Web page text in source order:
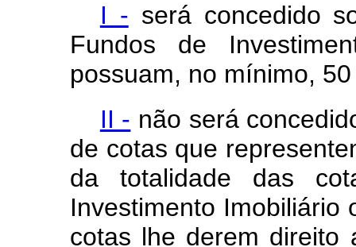
I - será concedido
Fundos de
possuam, no mínimo,
II - não será
de cotas que
da totalidade das
Investimento Imobiliário
cotas lhe derem direito